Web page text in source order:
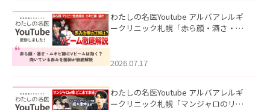
わたしの名医Youtube アルバアレルギ
ークリニック札幌「赤ら顔・酒さ・ニ
した。
2026.07.17
わたしの名医Youtube アルバアレルギ
ークリニック札幌「マンジャロのリア